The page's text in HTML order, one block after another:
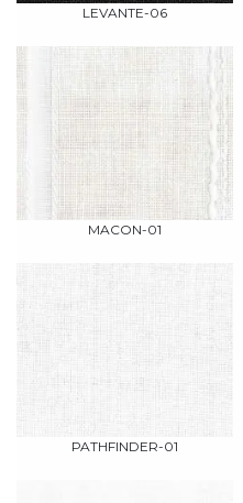
LEVANTE-06
MACON-01
PATHFINDER-01